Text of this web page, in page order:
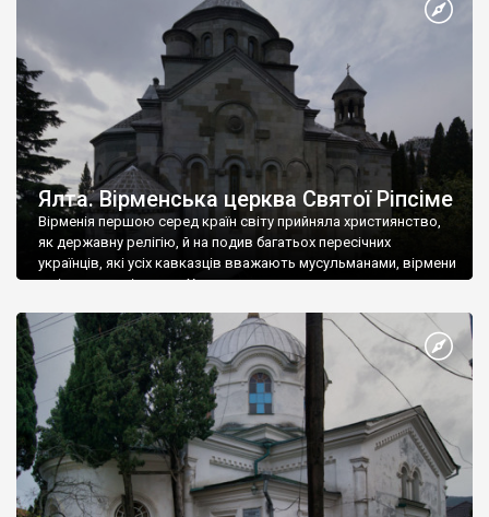
А потім було Хрещення Русі. На честь Херсонесу Таврійського
Ялта. Вірменська церква Святої Ріпсіме
Вірменія першою серед країн світу прийняла християнство,
як державну релігію, й на подив багатьох пересічних
українців, які усіх кавказців вважають мусульманами, вірмени
є відданими вірянами Христа